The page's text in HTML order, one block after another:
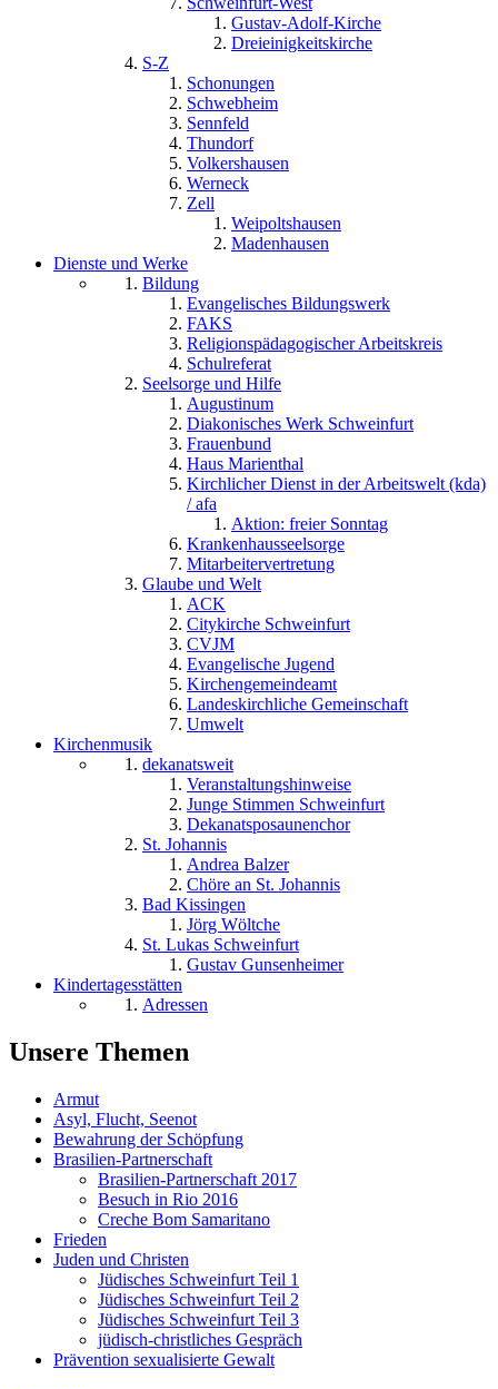
Gustav-Adolf-Kirche
Dreieinigkeitskirche
S-Z
Schonungen
Schwebheim
Sennfeld
Thundorf
Volkershausen
Werneck
Zell
Weipoltshausen
Madenhausen
Dienste und Werke
Bildung
Evangelisches Bildungswerk
FAKS
Religionspädagogischer Arbeitskreis
Schulreferat
Seelsorge und Hilfe
Augustinum
Diakonisches Werk Schweinfurt
Frauenbund
Haus Marienthal
Kirchlicher Dienst in der Arbeitswelt (kda)
/ afa
Aktion: freier Sonntag
Krankenhausseelsorge
Mitarbeitervertretung
Glaube und Welt
ACK
Citykirche Schweinfurt
CVJM
Evangelische Jugend
Kirchengemeindeamt
Landeskirchliche Gemeinschaft
Umwelt
Kirchenmusik
dekanatsweit
Veranstaltungshinweise
Junge Stimmen Schweinfurt
Dekanatsposaunenchor
St. Johannis
Andrea Balzer
Chöre an St. Johannis
Bad Kissingen
Jörg Wöltche
St. Lukas Schweinfurt
Gustav Gunsenheimer
Kindertagesstätten
Adressen
Unsere Themen
Armut
Asyl, Flucht, Seenot
Bewahrung der Schöpfung
Brasilien-Partnerschaft
Brasilien-Partnerschaft 2017
Besuch in Rio 2016
Creche Bom Samaritano
Frieden
Juden und Christen
Jüdisches Schweinfurt Teil 1
Jüdisches Schweinfurt Teil 2
Jüdisches Schweinfurt Teil 3
jüdisch-christliches Gespräch
Prävention sexualisierte Gewalt